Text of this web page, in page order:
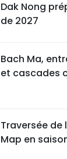
Dak Nong
de 2027
Bach Ma,
et cascades
Traversée de
Map en